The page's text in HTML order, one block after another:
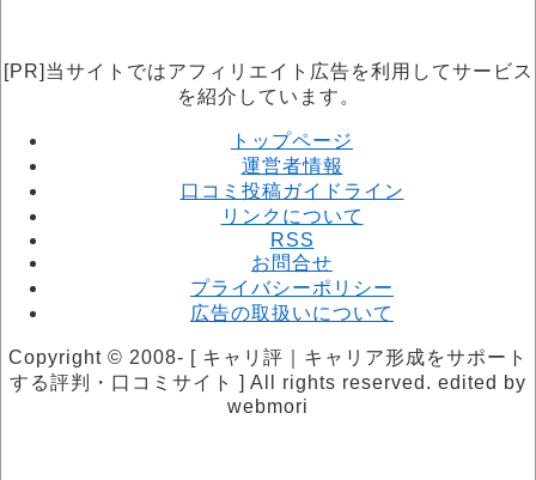
[PR]当サイトではアフィリエイト広告を利用してサービス
を紹介しています。
トップページ
運営者情報
口コミ投稿ガイドライン
リンクについて
RSS
お問合せ
プライバシーポリシー
広告の取扱いについて
Copyright © 2008- [ キャリ評｜キャリア形成をサポート
する評判・口コミサイト ] All rights reserved. edited by
webmori